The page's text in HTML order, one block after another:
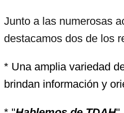
Junto a las numerosas
destacamos dos de los
* Una amplia variedad
brindan información y